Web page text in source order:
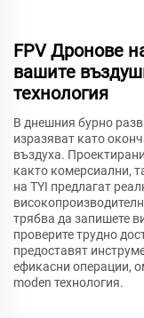
FPV Дронове
вашите
технология
В днешния бурно
изразяват като
въздуха.
както комерсиални,
на TYI предлагат
трябва да запишете
проверите трудно
предоставят
ефикасни операции,
moden технология.